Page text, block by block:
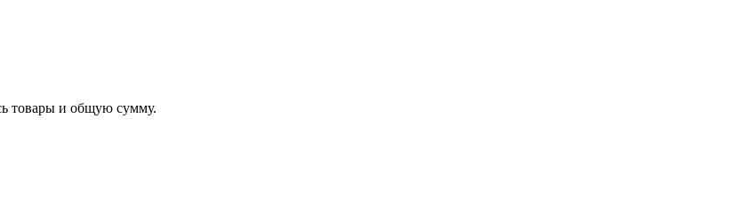
товары и общую сумму.